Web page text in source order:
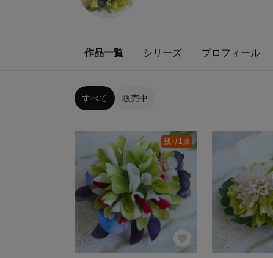
作品一覧 シリーズ プロフィール
すべて 販売中
残り1点